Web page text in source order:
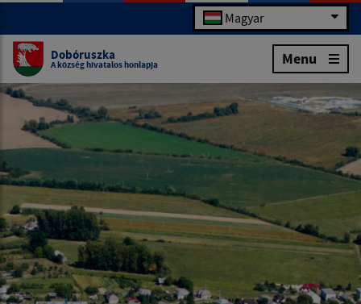
Magyar
Dobóruszka
A község hivatalos honlapja Menu